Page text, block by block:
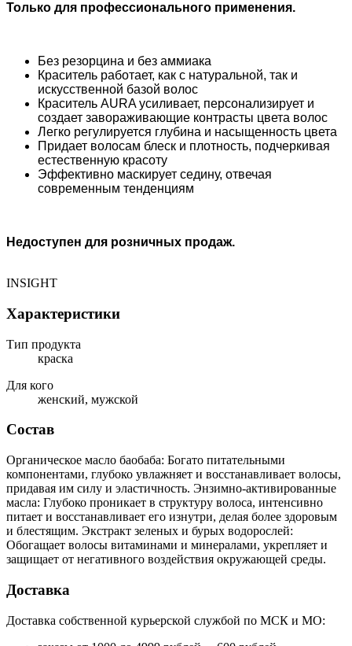
Только для профессионального применения.
Без резорцина и без аммиака
Краситель работает, как с натуральной, так и
искусственной базой волос
Краситель AURA усиливает, персонализирует и
создает завораживающие контрасты цвета волос
Легко регулируется глубина и насыщенность цвета
Придает волосам блеск и плотность, подчеркивая
естественную красоту
Эффективно маскирует седину, отвечая
современным тенденциям
Недоступен для розничных продаж.
INSIGHT
Характеристики
Тип продукта
краска
Для кого
женский, мужской
Состав
Органическое масло баобаба: Богато питательными
компонентами, глубоко увлажняет и восстанавливает волосы,
придавая им силу и эластичность. Энзимно-активированные
масла: Глубоко проникает в структуру волоса, интенсивно
питает и восстанавливает его изнутри, делая более здоровым
и блестящим. Экстракт зеленых и бурых водорослей:
Обогащает волосы витаминами и минералами, укрепляет и
защищает от негативного воздействия окружающей среды.
Доставка
Доставка собственной курьерской службой по МСК и МО: